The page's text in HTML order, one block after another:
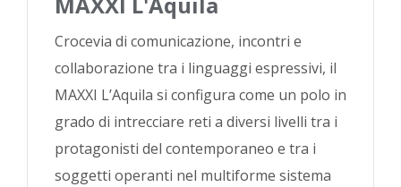
Crocevia di comunicazione, incontri e
collaborazione tra i linguaggi espressivi, il
MAXXI L’Aquila si configura come un polo in
grado di intrecciare reti a diversi livelli tra i
protagonisti del contemporaneo e tra i
soggetti operanti nel multiforme sistema